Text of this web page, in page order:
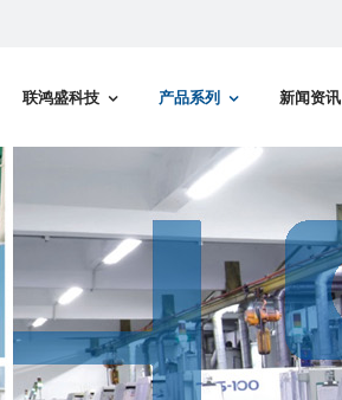
联鸿盛科技 产品系列 新闻资讯